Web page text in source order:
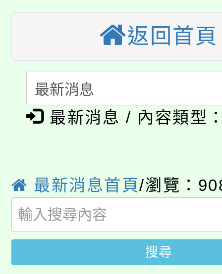
程，歡迎學生輔導中心
心理、諮商輔導、社會
系所師生報名參加。
縣市「校園短影音徵選
門員」簡章及活動海報
踴躍報名參加。
桃園市115學年度學生
「桃園市補助參觀特色
展演活動實施計畫」
115年度「教育部表揚
義教育推展貢獻獎」
「2026 ART TAIPEI臺
博覽會」之「藝術教育
「2026金融保險知識
代理(課)教師甄選結果(
公告本校115學年度第
代理(課)教師甄選結果(
轉知中國文化大學推廣
《TA101》溝通分析基
程，歡迎學生輔導中心
轉知苗栗縣政府辦理
縣市「校園短影音徵選
桃園市115學年度學生
返回首頁
最新消息 / 內容類型
最新消息首頁/瀏覽：
搜尋